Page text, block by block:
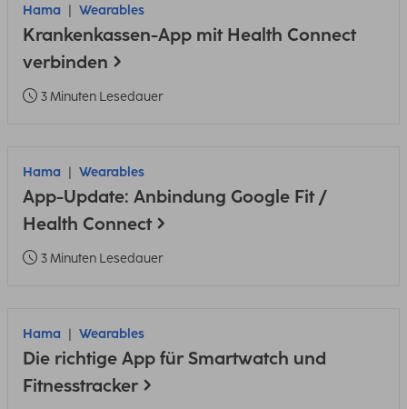
Hama Wearables
Krankenkassen-App mit Health Connect
verbinden
3 Minuten Lesedauer
Hama Wearables
App-Update: Anbindung Google Fit /
Health Connect
3 Minuten Lesedauer
Hama Wearables
Die richtige App für Smartwatch und
Fitnesstracker